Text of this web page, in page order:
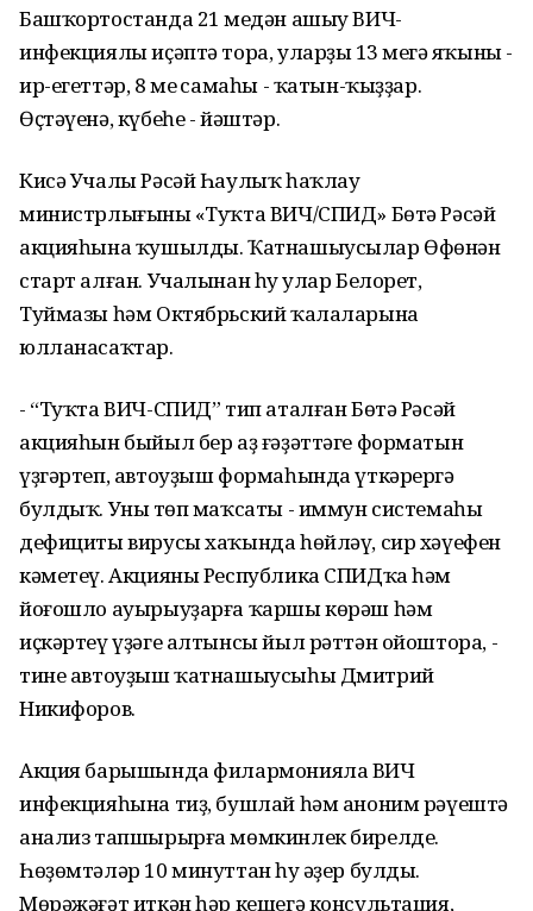
Башҡортостанда 21 меңдән ашыу ВИЧ-
инфекциялы иҫәптә тора, уларҙың 13 меңгә яҡыны -
ир-егеттәр, 8 мең самаһы - ҡатын-ҡыҙҙар.
Өҫтәүенә, күбеһе - йәштәр.
Кисә Учалы Рәсәй Һаулыҡ һаҡлау
министрлығының «Туҡта ВИЧ/СПИД» Бөтә Рәсәй
акцияһына ҡушылды. Ҡатнашыусылар Өфөнән
старт алған. Учалынан һуң улар Белорет,
Туймазы һәм Октябрьский ҡалаларына
юлланасаҡтар.
- “Туҡта ВИЧ-СПИД” тип аталған Бөтә Рәсәй
акцияһын быйыл бер аҙ ғәҙәттәге форматын
үҙгәртеп, автоуҙыш формаһында үткәрергә
булдыҡ. Уның төп маҡсаты - иммун системаһы
дефициты вирусы хаҡында һөйләү, сир хәүефен
кәметеү. Акцияны Республика СПИДҡа һәм
йоғошло ауырыуҙарға ҡаршы көрәш һәм
иҫкәртеү үҙәге алтынсы йыл рәттән ойоштора, -
тине автоуҙыш ҡатнашыусыһы Дмитрий
Никифоров.
Акция барышында филармонияла ВИЧ
инфекцияһына тиҙ, бушлай һәм аноним рәүештә
анализ тапшырырға мөмкинлек бирелде.
Һөҙөмтәләр 10 минуттан һуң әҙер булды.
Мөрәжәғәт иткән һәр кешегә консультация,